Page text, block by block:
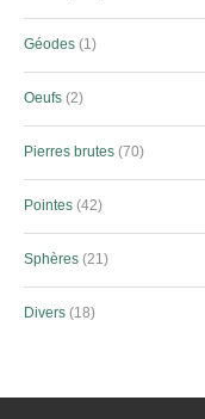
Géodes 1
Oeufs 2
Pierres brutes 70
Pointes 42
Sphères 21
Divers 18